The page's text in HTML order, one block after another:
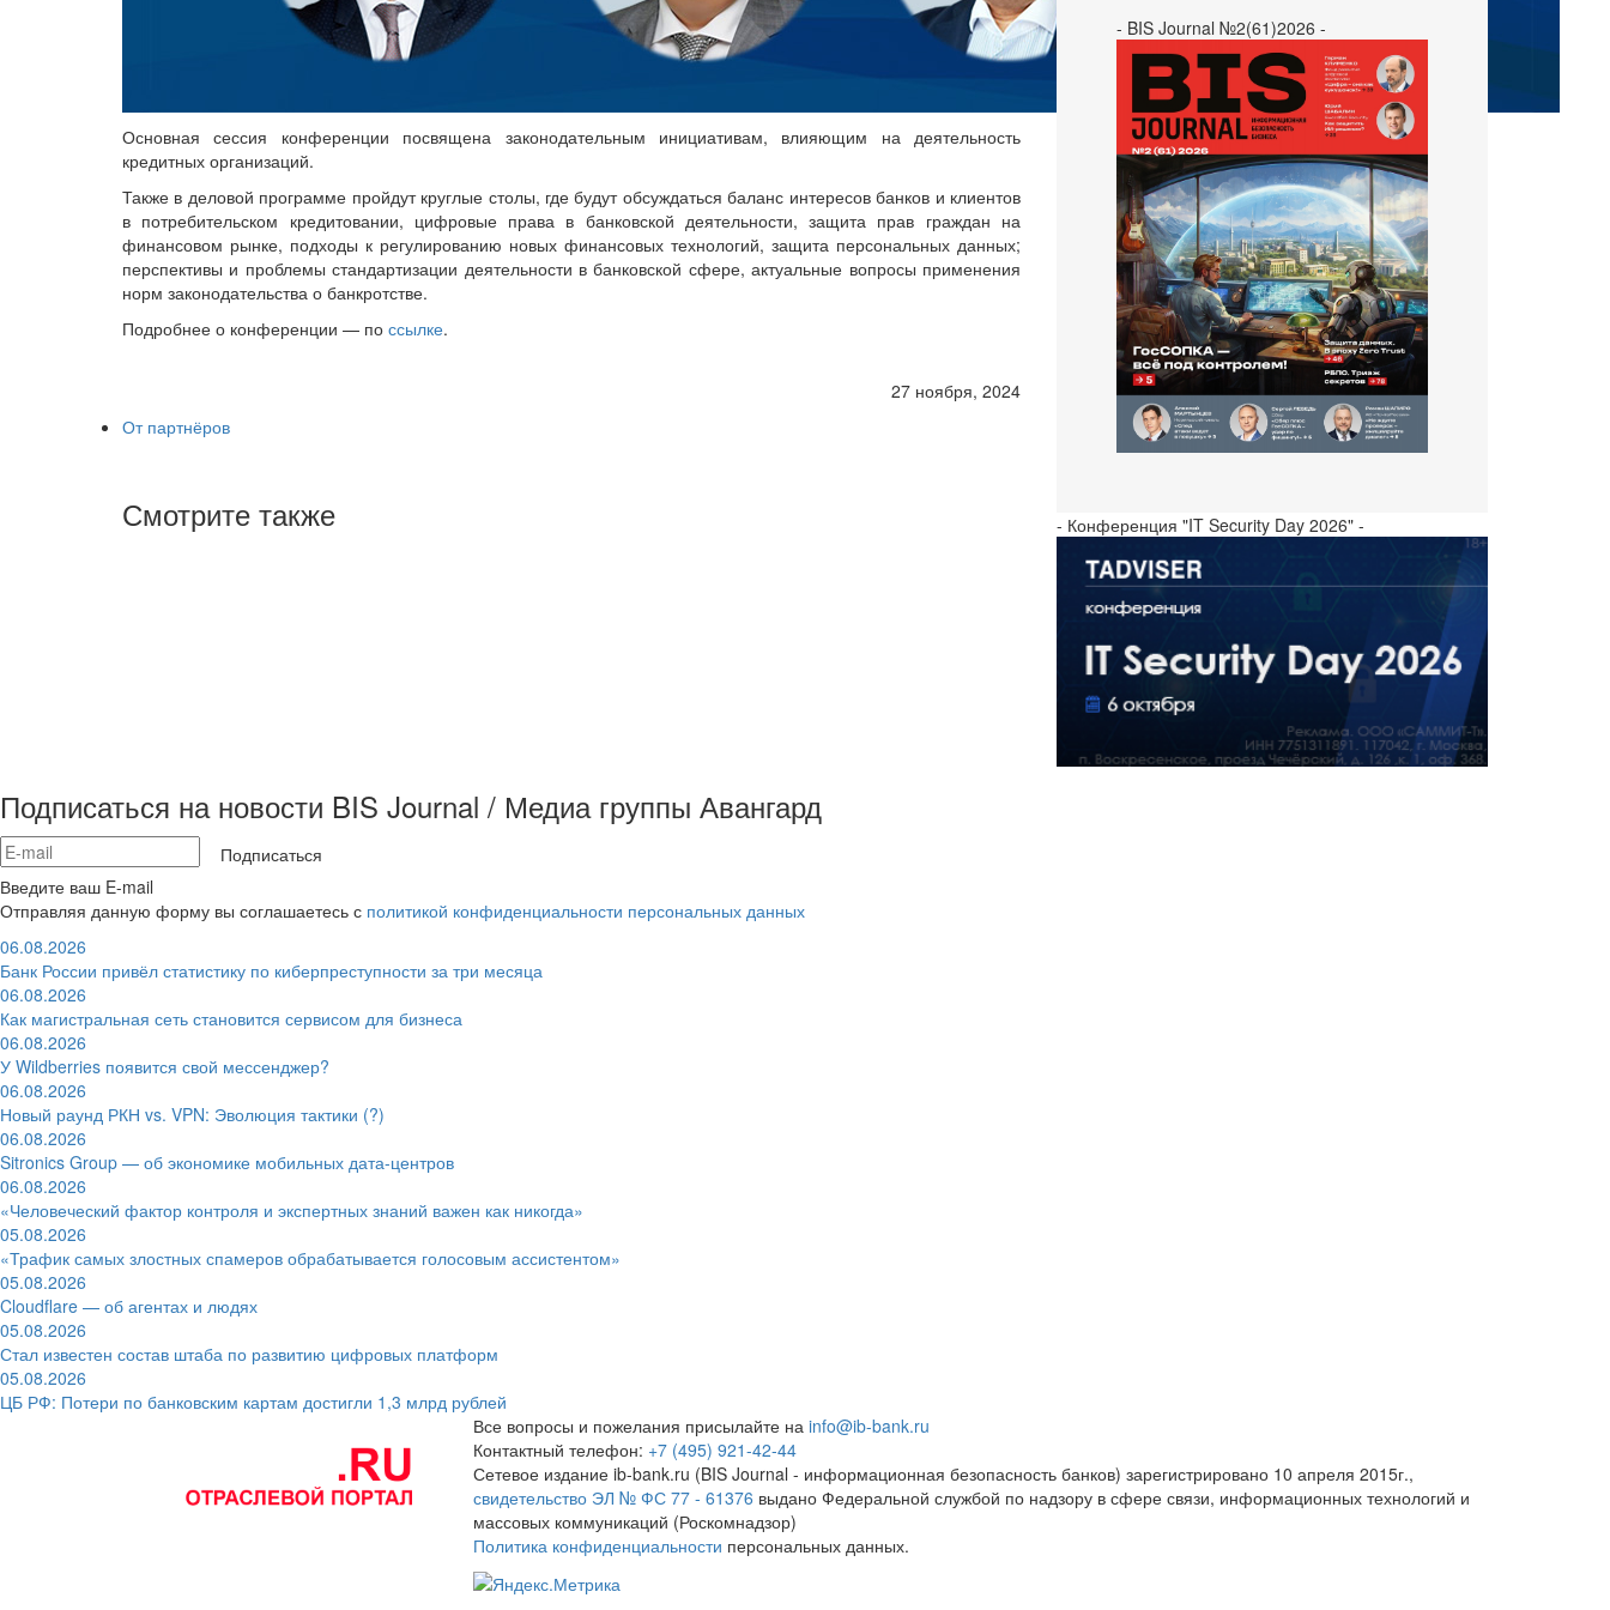
Основная сессия конференции посвящена законодательным инициативам, влияющим на деятельность
кредитных организаций.
Также в деловой программе пройдут круглые столы, где будут обсуждаться баланс интересов банков и клиентов
в потребительском кредитовании, цифровые права в банковской деятельности, защита прав граждан на
финансовом рынке, подходы к регулированию новых финансовых технологий, защита персональных данных;
перспективы и проблемы стандартизации деятельности в банковской сфере, актуальные вопросы применения
норм законодательства о банкротстве.
Подробнее о конференции — по ссылке.
27 ноября, 2024
От партнёров
Смотрите также
- BIS Journal №2(61)2026 -
- Конференция "IT Security Day 2026" -
Подписаться на новости BIS Journal / Медиа группы Авангард
Подписаться
Введите ваш E-mail
Отправляя данную форму вы соглашаетесь с политикой конфиденциальности персональных данных
06.08.2026
Банк России привёл статистику по киберпреступности за три месяца
06.08.2026
Как магистральная сеть становится сервисом для бизнеса
06.08.2026
У Wildberries появится свой мессенджер?
06.08.2026
Новый раунд РКН vs. VPN: Эволюция тактики (?)
06.08.2026
Sitronics Group — об экономике мобильных дата-центров
06.08.2026
«Человеческий фактор контроля и экспертных знаний важен как никогда»
05.08.2026
«Трафик самых злостных спамеров обрабатывается голосовым ассистентом»
05.08.2026
Cloudflare — об агентах и людях
05.08.2026
Стал известен состав штаба по развитию цифровых платформ
05.08.2026
ЦБ РФ: Потери по банковским картам достигли 1,3 млрд рублей
Все вопросы и пожелания присылайте на info@ib-bank.ru
Контактный телефон: +7 (495) 921-42-44
Сетевое издание ib-bank.ru (BIS Journal - информационная безопасность банков) зарегистрировано 10 апреля 2015г.,
свидетельство ЭЛ № ФС 77 - 61376 выдано Федеральной службой по надзору в сфере связи, информационных технологий и
массовых коммуникаций (Роскомнадзор)
Политика конфиденциальности персональных данных.